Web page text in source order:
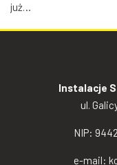
już…
Instalacje
ul.
NIP:
e-mail: